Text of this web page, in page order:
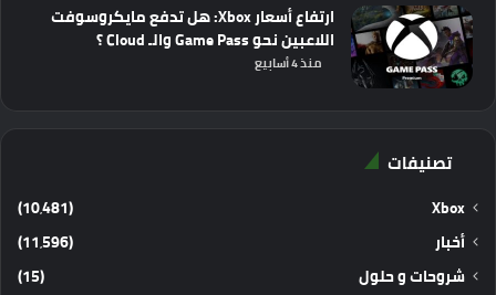
ارتفاع أسعار Xbox: هل تدفع مايكروسوفت
اللاعبين نحو Game Pass والـ Cloud ؟
منذ 4 أسابيع
تصنيفات
Xbox
(10٬481)
أخبار
(11٬596)
شروحات و حلول
(15)